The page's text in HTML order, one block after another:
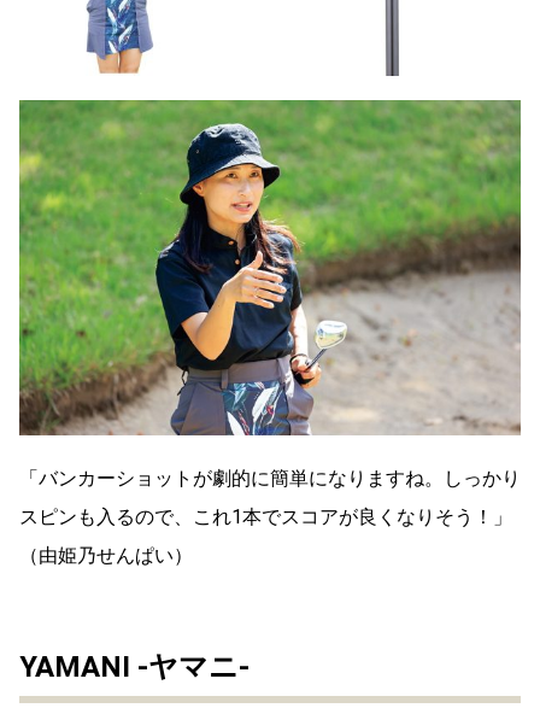
「バンカーショットが劇的に簡単になりますね。しっかり
スピンも入るので、これ1本でスコアが良くなりそう！」
（由姫乃せんぱい）
YAMANI -ヤマニ-